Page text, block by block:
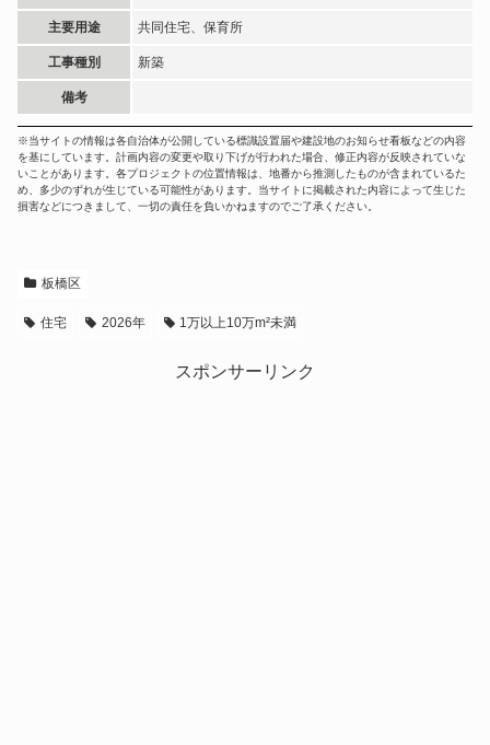
主要用途 共同住宅、保育所
工事種別 新築
備考
※当サイトの情報は各自治体が公開している標識設置届や建設地のお知らせ看板などの内容
を基にしています。計画内容の変更や取り下げが行われた場合、修正内容が反映されていな
いことがあります。各プロジェクトの位置情報は、地番から推測したものが含まれているた
め、多少のずれが生じている可能性があります。当サイトに掲載された内容によって生じた
損害などにつきまして、一切の責任を負いかねますのでご了承ください。
板橋区
住宅 2026年 1万以上10万m²未満
スポンサーリンク